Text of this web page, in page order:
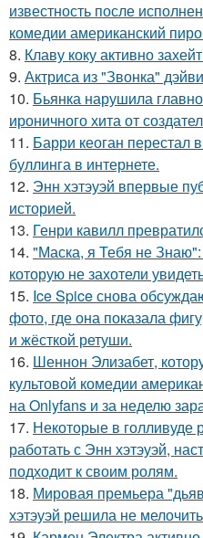
известность после
комедии американский
8. Клаву коку активно
9. Актриса из "Звонка"
10. Бьянка нарушила
ироничного хита от
11. Барри кеоган перестал
буллинга в интернете.
12. Энн хэтэуэй впервые
историей.
13. Генри кавилл
14. "Маска, я Тебя не
которую не захотели
15. Ice Spice снова
фото, где она показала
и жёсткой ретуши.
16. Шеннон Элизабет,
культовой комедии
на Onlyfans и за неделю
17. Некоторые в голливуде
работать с Энн хэтэуэй,
подходит к своим ролям.
18. Мировая премьера
хэтэуэй решила не